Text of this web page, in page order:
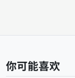
你可能喜欢